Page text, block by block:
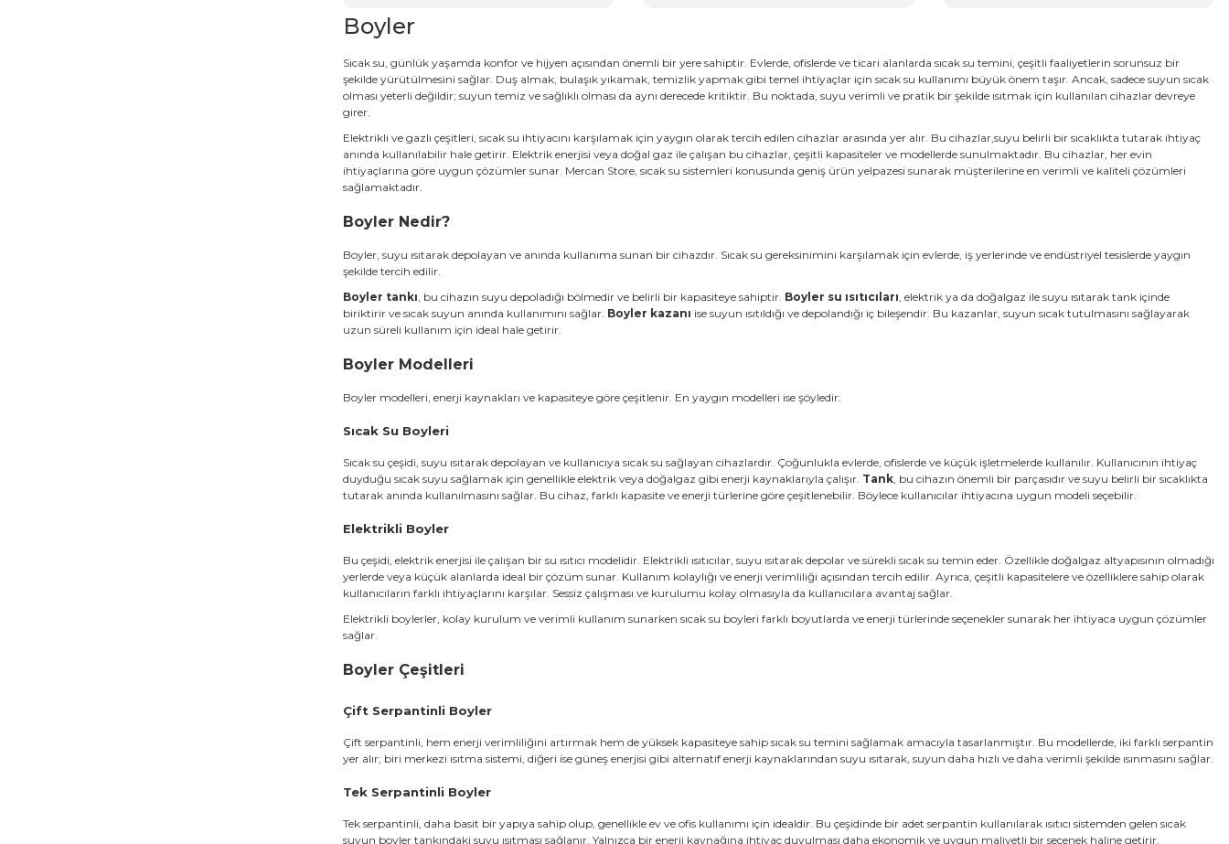
Boyler
Sıcak su, günlük yaşamda konfor ve hijyen açısından önemli bir yere sahiptir. Evlerde, ofislerde ve ticari alanlarda sıcak su temini, çeşitli faaliyetlerin sorunsuz bir
şekilde yürütülmesini sağlar. Duş almak, bulaşık yıkamak, temizlik yapmak gibi temel ihtiyaçlar için sıcak su kullanımı büyük önem taşır. Ancak, sadece suyun sıcak
olması yeterli değildir; suyun temiz ve sağlıklı olması da aynı derecede kritiktir. Bu noktada, suyu verimli ve pratik bir şekilde ısıtmak için kullanılan cihazlar devreye
girer.
Elektrikli ve gazlı çeşitleri, sıcak su ihtiyacını karşılamak için yaygın olarak tercih edilen cihazlar arasında yer alır. Bu cihazlar,suyu belirli bir sıcaklıkta tutarak ihtiyaç
anında kullanılabilir hale getirir. Elektrik enerjisi veya doğal gaz ile çalışan bu cihazlar, çeşitli kapasiteler ve modellerde sunulmaktadır. Bu cihazlar, her evin
ihtiyaçlarına göre uygun çözümler sunar. Mercan Store, sıcak su sistemleri konusunda geniş ürün yelpazesi sunarak müşterilerine en verimli ve kaliteli çözümleri
sağlamaktadır.
Boyler Nedir?
Boyler, suyu ısıtarak depolayan ve anında kullanıma sunan bir cihazdır. Sıcak su gereksinimini karşılamak için evlerde, iş yerlerinde ve endüstriyel tesislerde yaygın
şekilde tercih edilir.
Boyler tankı, bu cihazın suyu depoladığı bölmedir ve belirli bir kapasiteye sahiptir. Boyler su ısıtıcıları, elektrik ya da doğalgaz ile suyu ısıtarak tank içinde
biriktirir ve sıcak suyun anında kullanımını sağlar. Boyler kazanı ise suyun ısıtıldığı ve depolandığı iç bileşendir. Bu kazanlar, suyun sıcak tutulmasını sağlayarak
uzun süreli kullanım için ideal hale getirir.
Boyler Modelleri
Boyler modelleri, enerji kaynakları ve kapasiteye göre çeşitlenir. En yaygın modelleri ise şöyledir:
Sıcak Su Boyleri
Sıcak su çeşidi, suyu ısıtarak depolayan ve kullanıcıya sıcak su sağlayan cihazlardır. Çoğunlukla evlerde, ofislerde ve küçük işletmelerde kullanılır. Kullanıcının ihtiyaç
duyduğu sıcak suyu sağlamak için genellikle elektrik veya doğalgaz gibi enerji kaynaklarıyla çalışır. Tank, bu cihazın önemli bir parçasıdır ve suyu belirli bir sıcaklıkta
tutarak anında kullanılmasını sağlar. Bu cihaz, farklı kapasite ve enerji türlerine göre çeşitlenebilir. Böylece kullanıcılar ihtiyacına uygun modeli seçebilir.
Elektrikli Boyler
Bu çeşidi, elektrik enerjisi ile çalışan bir su ısıtıcı modelidir. Elektrikli ısıtıcılar, suyu ısıtarak depolar ve sürekli sıcak su temin eder. Özellikle doğalgaz altyapısının olmadığı
yerlerde veya küçük alanlarda ideal bir çözüm sunar. Kullanım kolaylığı ve enerji verimliliği açısından tercih edilir. Ayrıca, çeşitli kapasitelere ve özelliklere sahip olarak
kullanıcıların farklı ihtiyaçlarını karşılar. Sessiz çalışması ve kurulumu kolay olmasıyla da kullanıcılara avantaj sağlar.
Elektrikli boylerler, kolay kurulum ve verimli kullanım sunarken sıcak su boyleri farklı boyutlarda ve enerji türlerinde seçenekler sunarak her ihtiyaca uygun çözümler
sağlar.
Boyler Çeşitleri
Çift Serpantinli Boyler
Çift serpantinli, hem enerji verimliliğini artırmak hem de yüksek kapasiteye sahip sıcak su temini sağlamak amacıyla tasarlanmıştır. Bu modellerde, iki farklı serpantin
yer alır; biri merkezi ısıtma sistemi, diğeri ise güneş enerjisi gibi alternatif enerji kaynaklarından suyu ısıtarak, suyun daha hızlı ve daha verimli şekilde ısınmasını sağlar.
Tek Serpantinli Boyler
Tek serpantinli, daha basit bir yapıya sahip olup, genellikle ev ve ofis kullanımı için idealdir. Bu çeşidinde bir adet serpantin kullanılarak ısıtıcı sistemden gelen sıcak
suyun boyler tankındaki suyu ısıtması sağlanır. Yalnızca bir enerji kaynağına ihtiyaç duyulması daha ekonomik ve uygun maliyetli bir seçenek haline getirir.